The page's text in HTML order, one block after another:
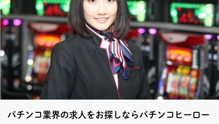
パチンコ業界の求人をお探しならパチンコヒーロー